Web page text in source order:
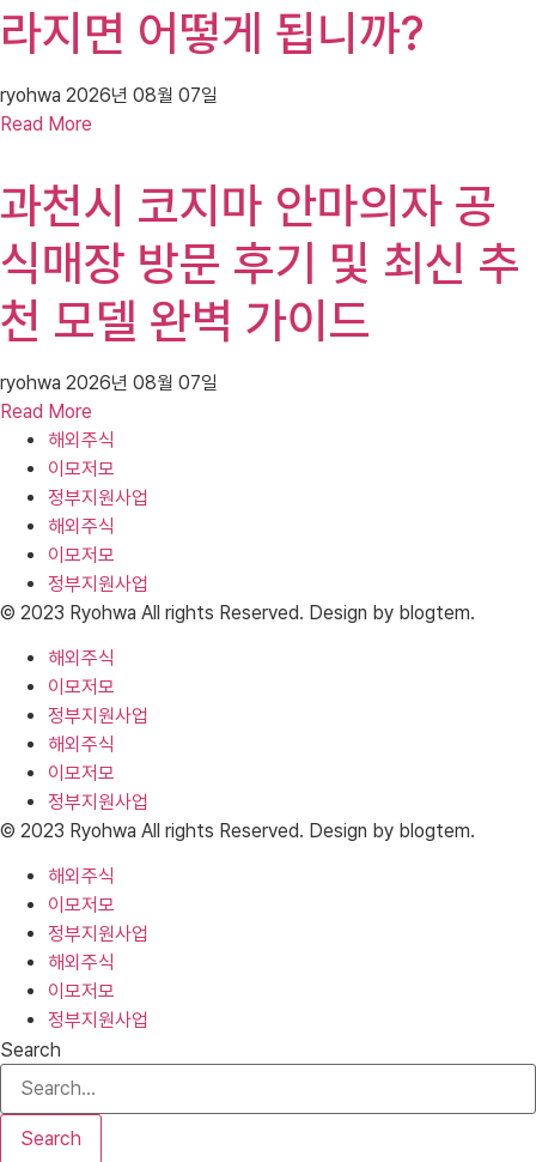
라지면 어떻게 됩니까?
ryohwa 2026년 08월 07일
Read More
과천시 코지마 안마의자 공
식매장 방문 후기 및 최신 추
천 모델 완벽 가이드
ryohwa 2026년 08월 07일
Read More
해외주식
이모저모
정부지원사업
해외주식
이모저모
정부지원사업
© 2023 Ryohwa All rights Reserved. Design by blogtem.
해외주식
이모저모
정부지원사업
해외주식
이모저모
정부지원사업
© 2023 Ryohwa All rights Reserved. Design by blogtem.
해외주식
이모저모
정부지원사업
해외주식
이모저모
정부지원사업
Search
Search